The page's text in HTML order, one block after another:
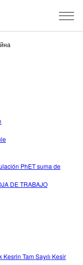
PhET suma de
DE TRABAJO
Tam Sayılı Kesir